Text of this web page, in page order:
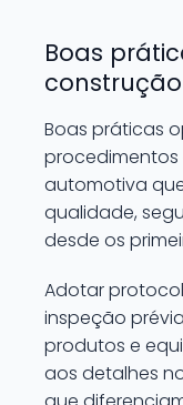
Boas
Boas práticas
automotiva
qualidade,
desde os
Adotar
inspeção
produtos e
aos detalhes